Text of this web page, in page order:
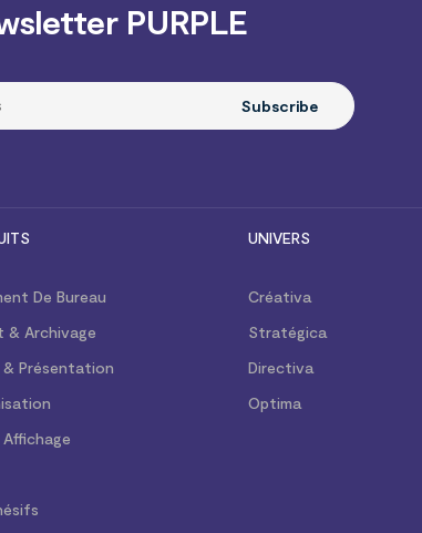
PURPLE
Subscribe
De Bureau
& Archivage
Présentation
UNIVERS
Créativa
Stratégica
Directiva
Optima